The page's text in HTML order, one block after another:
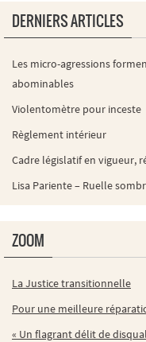
DERNIERS ARTICLES
Les micro-agressions
abominables
Violentomètre pour inceste
Règlement intérieur
Cadre législatif en vigueur,
Lisa Pariente – Ruelle
ZOOM
La Justice transitionnelle
Pour une meilleure
« Un flagrant délit de